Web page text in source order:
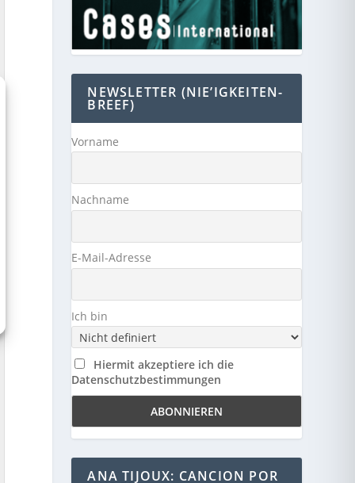
NEWSLETTER (NIE’IGKEITEN-
BREEF)
Vorname
Nachname
E-Mail-Adresse
Ich bin
Hiermit akzeptiere ich die
Datenschutzbestimmungen
ANA TIJOUX: CANCION POR